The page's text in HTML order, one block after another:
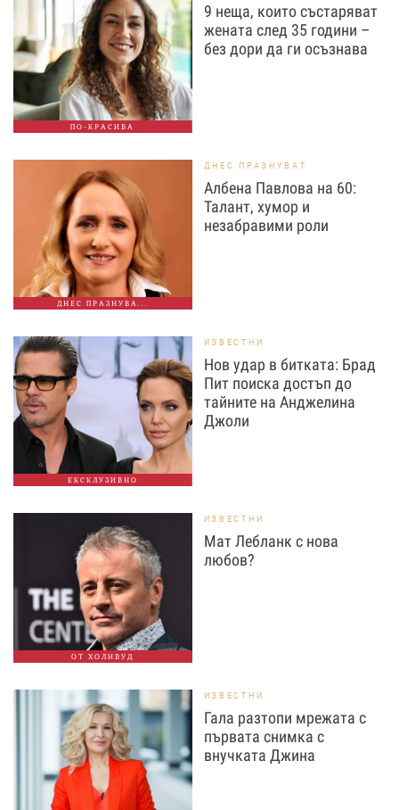
ПО-КРАСИВА
9 неща, които състаряват
жената след 35 години –
без дори да ги осъзнава
ДНЕС ПРАЗНУВА...
ДНЕС ПРАЗНУВАТ
Албена Павлова на 60:
Талант, хумор и
незабравими роли
ЕКСКЛУЗИВНО
ИЗВЕСТНИ
Нов удар в битката: Брад
Пит поиска достъп до
тайните на Анджелина
Джоли
ОТ ХОЛИВУД
ИЗВЕСТНИ
Мат Лебланк с нова
любов?
ИЗВЕСТНИ
Гала разтопи мрежата с
първата снимка с
внучката Джина